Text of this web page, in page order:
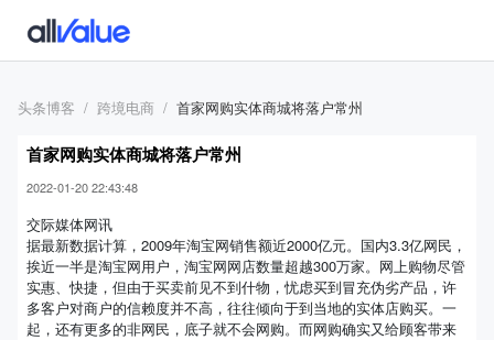
头条博客 跨境电商 首家网购实体商城将落户常州
首家网购实体商城将落户常州
2022-01-20 22:43:48
交际媒体网讯
据最新数据计算，2009年淘宝网销售额近2000亿元。国内3.3亿网民，
挨近一半是淘宝网用户，淘宝网网店数量超越300万家。网上购物尽管
实惠、快捷，但由于买卖前见不到什物，忧虑买到冒充伪劣产品，许
多客户对商户的信赖度并不高，往往倾向于到当地的实体店购买。一
起，还有更多的非网民，底子就不会网购。而网购确实又给顾客带来